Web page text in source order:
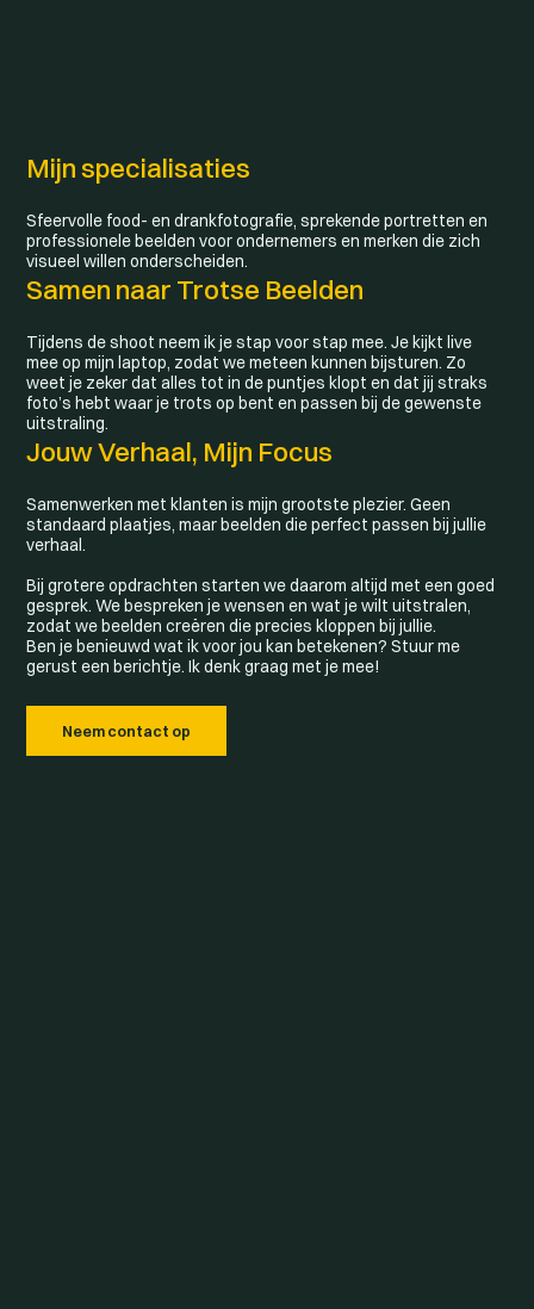
Mijn specialisaties
Sfeervolle food- en drankfotografie, sprekende portretten en
professionele beelden voor ondernemers en merken die zich
visueel willen onderscheiden.
Samen naar Trotse Beelden
Tijdens de shoot neem ik je stap voor stap mee. Je kijkt live
mee op mijn laptop, zodat we meteen kunnen bijsturen. Zo
weet je zeker dat alles tot in de puntjes klopt en dat jij straks
foto’s hebt waar je trots op bent en passen bij de gewenste
uitstraling.
Jouw Verhaal, Mijn Focus
Samenwerken met klanten is mijn grootste plezier. Geen
standaard plaatjes, maar beelden die perfect passen bij jullie
verhaal.
Bij grotere opdrachten starten we daarom altijd met een goed
gesprek. We bespreken je wensen en wat je wilt uitstralen,
zodat we beelden creëren die precies kloppen bij jullie.
Ben je benieuwd wat ik voor jou kan betekenen? Stuur me
gerust een berichtje. Ik denk graag met je mee!
Neem contact op